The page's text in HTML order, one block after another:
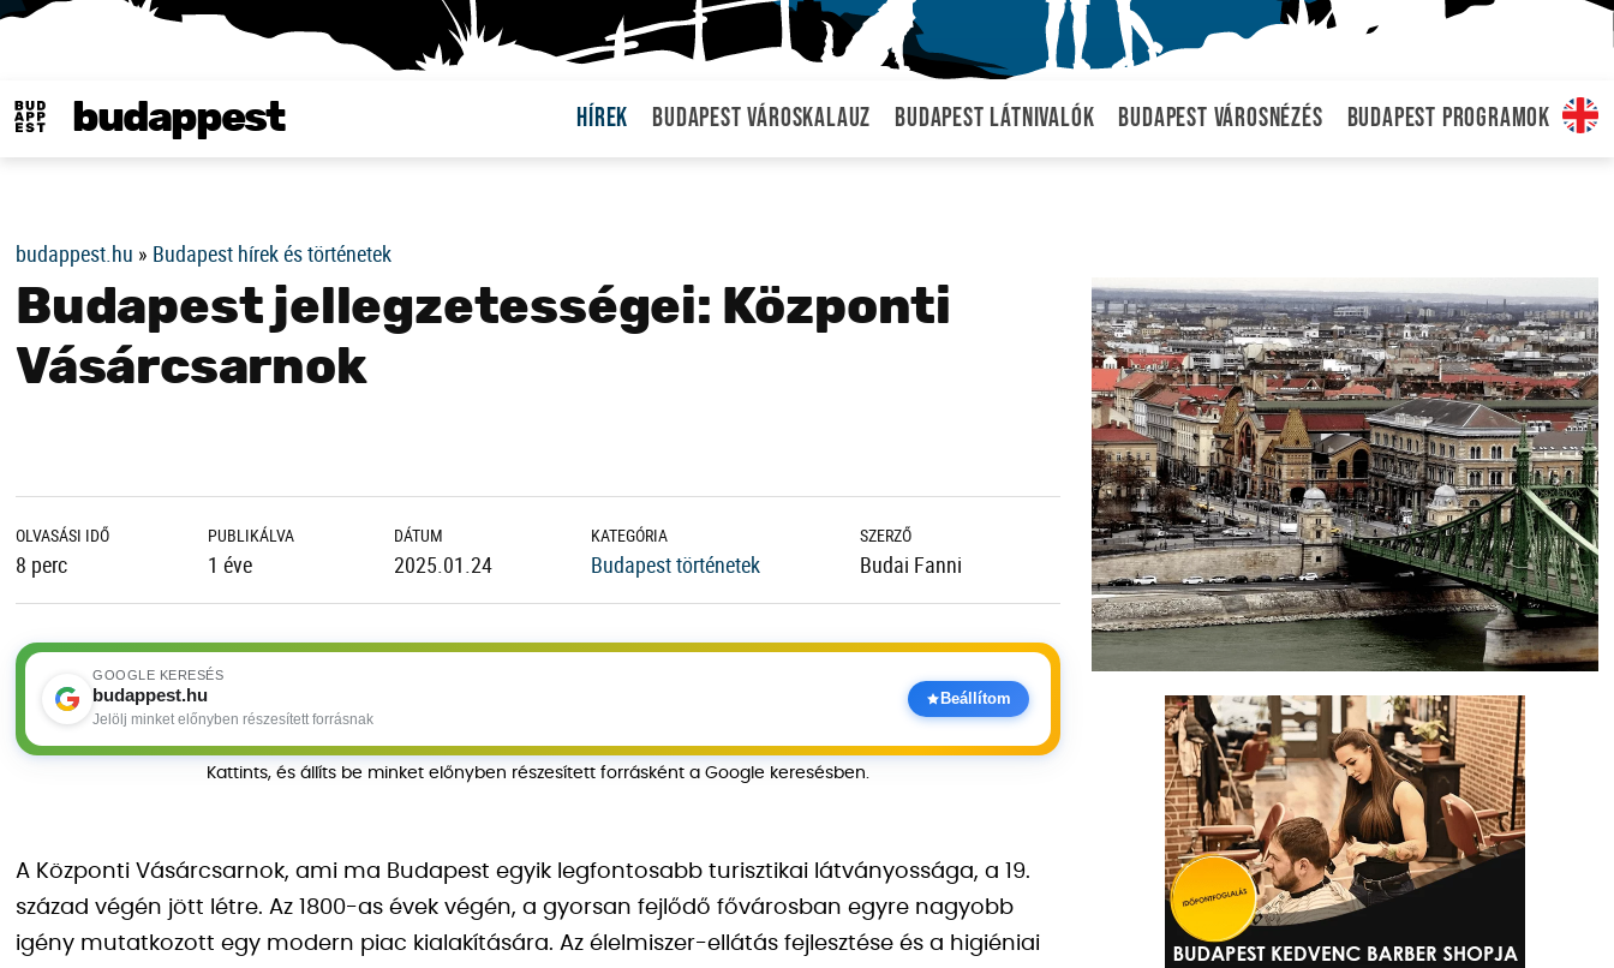
budappest Hírek Budapest városkalauz Budapest látnivalók Budapest városnézés Budapest programok
budappest.hu » Budapest hírek és történetek
Budapest jellegzetességei: Központi
Vásárcsarnok
OLVASÁSI IDŐ
8 perc
PUBLIKÁLVA
1 éve
DÁTUM
2025.01.24
KATEGÓRIA
Budapest történetek
SZERZŐ
Budai Fanni
GOOGLE KERESÉS
budappest.hu
Jelölj minket előnyben részesített forrásnak
Beállítom
Kattints, és állíts be minket előnyben részesített forrásként a Google keresésben.
A Központi Vásárcsarnok, ami ma Budapest egyik legfontosabb turisztikai látványossága, a 19.
század végén jött létre. Az 1800-as évek végén, a gyorsan fejlődő fővárosban egyre nagyobb
igény mutatkozott egy modern piac kialakítására. Az élelmiszer-ellátás fejlesztése és a higiéniai